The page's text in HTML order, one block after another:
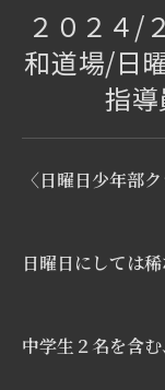
２０２４/
和道場/日
指導
〈日曜日少年部ク
日曜日にしては
中学生２名を含